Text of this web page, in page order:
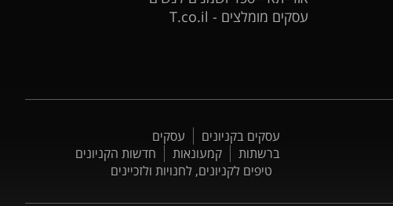
עסקים מומלצים - T.co.il
עסקים בקניונים
עסקים
ברשתות
קמעונאות
חדשות הקניונים
טיפים לקניונים, לחנויות ולזכיינים